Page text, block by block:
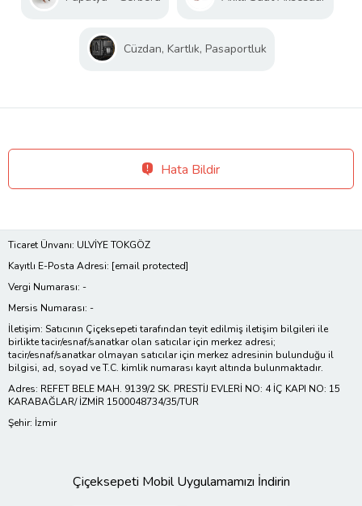
Cüzdan, Kartlık, Pasaportluk
Hata Bildir
Ticaret Ünvanı: ULVİYE TOKGÖZ
Kayıtlı E-Posta Adresi: [email protected]
Vergi Numarası: -
Mersis Numarası: -
İletişim: Satıcının Çiçeksepeti tarafından teyit edilmiş iletişim bilgileri ile
birlikte tacir/esnaf/sanatkar olan satıcılar için merkez adresi;
tacir/esnaf/sanatkar olmayan satıcılar için merkez adresinin bulunduğu il
bilgisi, ad, soyad ve T.C. kimlik numarası kayıt altında bulunmaktadır.
Adres: REFET BELE MAH. 9139/2 SK. PRESTİJ EVLERİ NO: 4 İÇ KAPI NO: 15
KARABAĞLAR/ İZMİR 1500048734/35/TUR
Şehir: İzmir
Çiçeksepeti Mobil Uygulamamızı İndirin